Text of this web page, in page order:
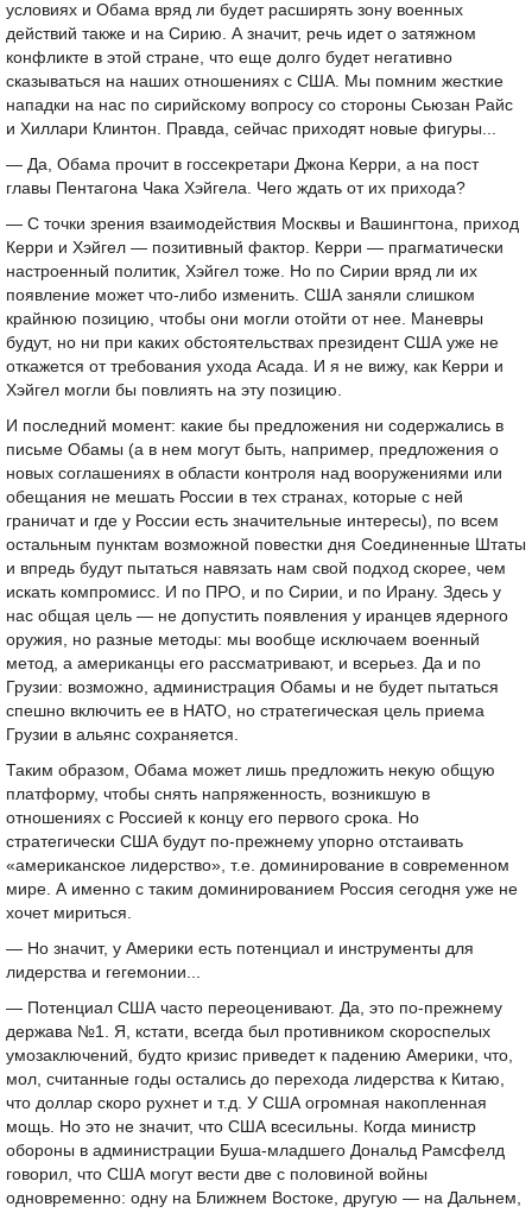
условиях и Обама вряд ли будет расширять зону военных
действий также и на Сирию. А значит, речь идет о затяжном
конфликте в этой стране, что еще долго будет негативно
сказываться на наших отношениях с США. Мы помним жесткие
нападки на нас по сирийскому вопросу со стороны Сьюзан Райс
и Хиллари Клинтон. Правда, сейчас приходят новые фигуры...
— Да, Обама прочит в госсекретари Джона Керри, а на пост
главы Пентагона Чака Хэйгела. Чего ждать от их прихода?
— С точки зрения взаимодействия Москвы и Вашингтона, приход
Керри и Хэйгел — позитивный фактор. Керри — прагматически
настроенный политик, Хэйгел тоже. Но по Сирии вряд ли их
появление может что-либо изменить. США заняли слишком
крайнюю позицию, чтобы они могли отойти от нее. Маневры
будут, но ни при каких обстоятельствах президент США уже не
откажется от требования ухода Асада. И я не вижу, как Керри и
Хэйгел могли бы повлиять на эту позицию.
И последний момент: какие бы предложения ни содержались в
письме Обамы (а в нем могут быть, например, предложения о
новых соглашениях в области контроля над вооружениями или
обещания не мешать России в тех странах, которые с ней
граничат и где у России есть значительные интересы), по всем
остальным пунктам возможной повестки дня Соединенные Штаты
и впредь будут пытаться навязать нам свой подход скорее, чем
искать компромисс. И по ПРО, и по Сирии, и по Ирану. Здесь у
нас общая цель — не допустить появления у иранцев ядерного
оружия, но разные методы: мы вообще исключаем военный
метод, а американцы его рассматривают, и всерьез. Да и по
Грузии: возможно, администрация Обамы и не будет пытаться
спешно включить ее в НАТО, но стратегическая цель приема
Грузии в альянс сохраняется.
Таким образом, Обама может лишь предложить некую общую
платформу, чтобы снять напряженность, возникшую в
отношениях с Россией к концу его первого срока. Но
стратегически США будут по-прежнему упорно отстаивать
«американское лидерство», т.е. доминирование в современном
мире. А именно с таким доминированием Россия сегодня уже не
хочет мириться.
— Но значит, у Америки есть потенциал и инструменты для
лидерства и гегемонии...
— Потенциал США часто переоценивают. Да, это по-прежнему
держава №1. Я, кстати, всегда был противником скороспелых
умозаключений, будто кризис приведет к падению Америки, что,
мол, считанные годы остались до перехода лидерства к Китаю,
что доллар скоро рухнет и т.д. У США огромная накопленная
мощь. Но это не значит, что США всесильны. Когда министр
обороны в администрации Буша-младшего Дональд Рамсфелд
говорил, что США могут вести две с половиной войны
одновременно: одну на Ближнем Востоке, другую — на Дальнем,